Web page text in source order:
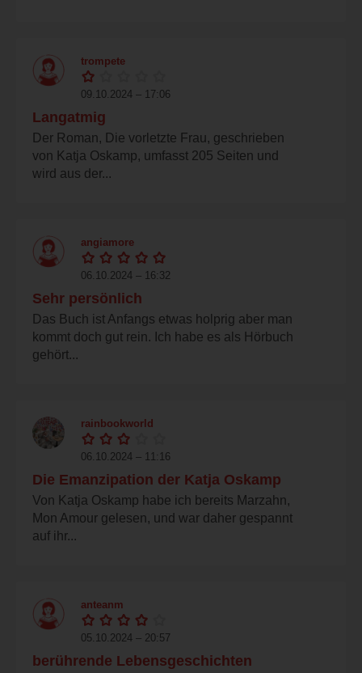
trompete
09.10.2024 – 17:06
Langatmig
Der Roman, Die vorletzte Frau, geschrieben
von Katja Oskamp, umfasst 205 Seiten und
wird aus der...
angiamore
06.10.2024 – 16:32
Sehr persönlich
Das Buch ist Anfangs etwas holprig aber man
kommt doch gut rein. Ich habe es als Hörbuch
gehört...
rainbookworld
06.10.2024 – 11:16
Die Emanzipation der Katja Oskamp
Von Katja Oskamp habe ich bereits Marzahn,
Mon Amour gelesen, und war daher gespannt
auf ihr...
anteanm
05.10.2024 – 20:57
berührende Lebensgeschichten